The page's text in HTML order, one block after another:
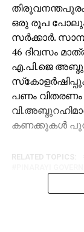
ഒരു രൂപ പോലും
സര്‍ക്കാര്‍.
46 ദിവസം
എ.പി.ജെ
പണം വിതരണം
കണക്കുകള്‍
RELATED TOPICS: